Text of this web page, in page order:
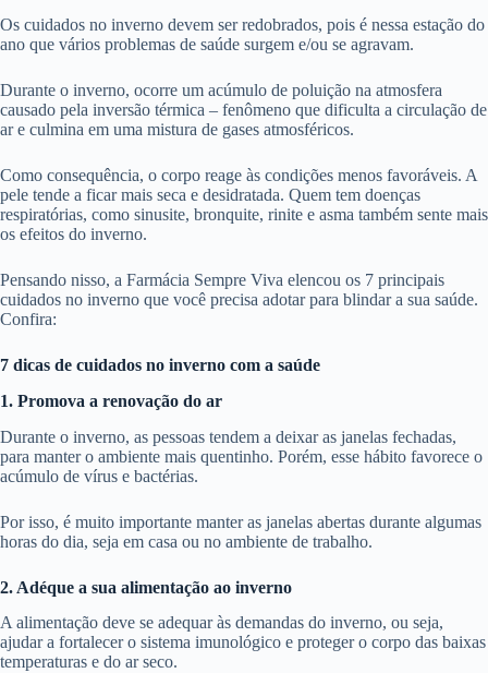
Os cuidados no inverno devem ser redobrados, pois é nessa estação do
ano que vários problemas de saúde surgem e/ou se agravam.
Durante o inverno, ocorre um acúmulo de poluição na atmosfera
causado pela inversão térmica – fenômeno que dificulta a circulação de
ar e culmina em uma mistura de gases atmosféricos.
Como consequência, o corpo reage às condições menos favoráveis. A
pele tende a ficar mais seca e desidratada. Quem tem doenças
respiratórias, como sinusite, bronquite, rinite e asma também sente mais
os efeitos do inverno.
Pensando nisso, a Farmácia Sempre Viva elencou os 7 principais
cuidados no inverno que você precisa adotar para blindar a sua saúde.
Confira:
7 dicas de cuidados no inverno com a saúde
1. Promova a renovação do ar
Durante o inverno, as pessoas tendem a deixar as janelas fechadas,
para manter o ambiente mais quentinho. Porém, esse hábito favorece o
acúmulo de vírus e bactérias.
Por isso, é muito importante manter as janelas abertas durante algumas
horas do dia, seja em casa ou no ambiente de trabalho.
2. Adéque a sua alimentação ao inverno
A alimentação deve se adequar às demandas do inverno, ou seja,
ajudar a fortalecer o sistema imunológico e proteger o corpo das baixas
temperaturas e do ar seco.